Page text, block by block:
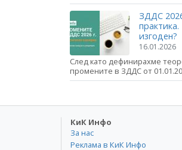
ЗДДС
изгоден?
16.01.2026
След като дефинирахме
промените в ЗДДС от
КиК Инфо
За нас
Реклама в КиК Инфо